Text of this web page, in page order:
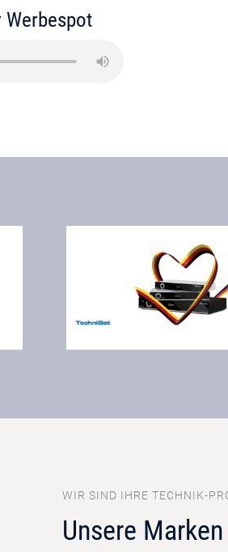
Werbespot
WIR SIND IHRE TECHNIK-
Unsere Marken